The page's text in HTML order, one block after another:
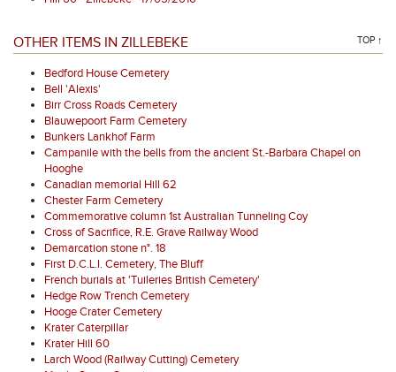
OTHER ITEMS IN ZILLEBEKE TOP ↑
Bedford House Cemetery
Bell 'Alexis'
Birr Cross Roads Cemetery
Blauwepoort Farm Cemetery
Bunkers Lankhof Farm
Campanile with the bells from the ancient St.-Barbara Chapel on
Hooghe
Canadian memorial Hill 62
Chester Farm Cemetery
Commemorative column 1st Australian Tunneling Coy
Cross of Sacrifice, R.E. Grave Railway Wood
Demarcation stone n°. 18
First D.C.L.I. Cemetery, The Bluff
French burials at 'Tuileries British Cemetery'
Hedge Row Trench Cemetery
Hooge Crater Cemetery
Krater Caterpillar
Krater Hill 60
Larch Wood (Railway Cutting) Cemetery